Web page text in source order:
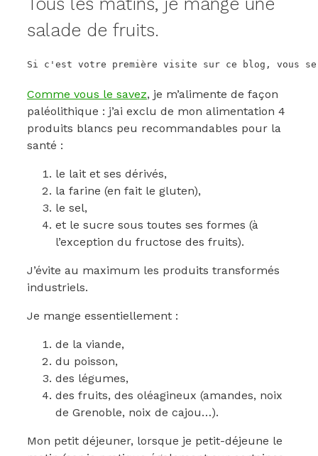
salade de fruits.
Si c'est votre première visite sur ce blog, vous
Comme vous le savez, je m’alimente de façon
paléolithique : j’ai exclu de mon alimentation 4
produits blancs peu recommandables pour la
santé :
le lait et ses dérivés,
la farine (en fait le gluten),
le sel,
et le sucre sous toutes ses formes (à
l’exception du fructose des fruits).
J’évite au maximum les produits transformés
industriels.
Je mange essentiellement :
de la viande,
du poisson,
des légumes,
des fruits, des oléagineux (amandes, noix
de Grenoble, noix de cajou…).
Mon petit déjeuner, lorsque je petit-déjeune le